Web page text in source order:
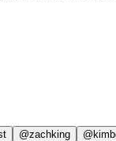
@zachking